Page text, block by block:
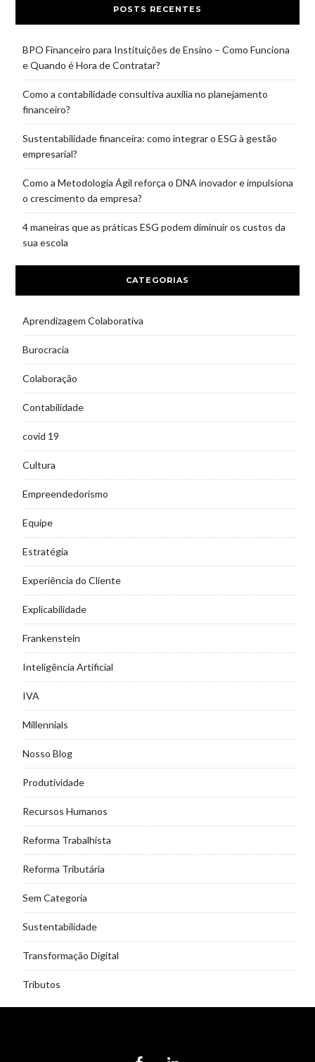
POSTS RECENTES
BPO Financeiro para Instituições de Ensino – Como Funciona
e Quando é Hora de Contratar?
Como a contabilidade consultiva auxilia no planejamento
financeiro?
Sustentabilidade financeira: como integrar o ESG à gestão
empresarial?
Como a Metodologia Ágil reforça o DNA inovador e impulsiona
o crescimento da empresa?
4 maneiras que as práticas ESG podem diminuir os custos da
sua escola
CATEGORIAS
Aprendizagem Colaborativa
Burocracia
Colaboração
Contabilidade
covid 19
Cultura
Empreendedorismo
Equipe
Estratégia
Experiência do Cliente
Explicabilidade
Frankenstein
Inteligência Artificial
IVA
Millennials
Nosso Blog
Produtividade
Recursos Humanos
Reforma Trabalhista
Reforma Tributária
Sem Categoria
Sustentabilidade
Transformação Digital
Tributos